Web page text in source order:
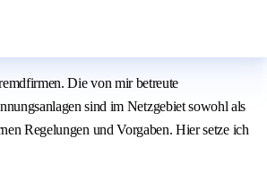
Die von mir betreute
sind im Netzgebiet sowohl als
Regelungen und Vorgaben. Hier setze ich